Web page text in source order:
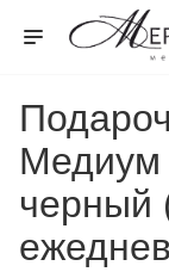
Медиум
черный